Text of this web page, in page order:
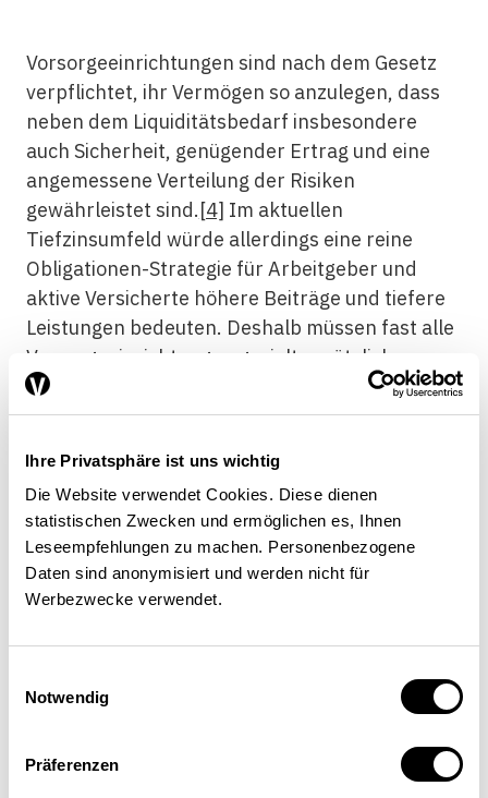
Ihre Privatsphäre ist uns wichtig
Die Website verwendet Cookies. Diese dienen
statistischen Zwecken und ermöglichen es, Ihnen
Leseempfehlungen zu machen. Personenbezogene
Daten sind anonymisiert und werden nicht für
Werbezwecke verwendet.
Notwendig
Präferenzen
Vorsorgeeinrichtungen sind nach dem Gesetz
verpflichtet, ihr Vermögen so anzulegen, dass
neben dem Liquiditätsbedarf insbesondere
auch Sicherheit, genügender Ertrag und eine
angemessene Verteilung der Risiken
gewährleistet sind.[4] Im aktuellen
Tiefzinsumfeld würde allerdings eine reine
Obligationen-Strategie für Arbeitgeber und
aktive Versicherte höhere Beiträge und tiefere
Leistungen bedeuten. Deshalb müssen fast alle
Vorsorgeeinrichtungen gezielt zusätzliche
Anlagerisiken eingehen. Sie investieren in
Anlagekategorien, deren Werte sich im
Wert der Rentenverpflichtungen verhalten und
im Durchschnitt höhere Renditen versprechen.
Daher müssen sie entsprechende Wert­schwan­
kungs­reserven aufbauen.
letzten Jahre den strategischen Anteil der
Entsprechend stiegen auch die Risiken im
Prozent der Vorsorgeeinrichtungen ohne